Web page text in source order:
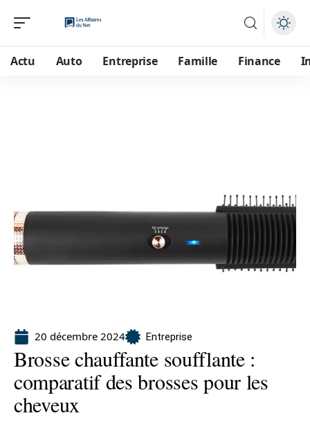
Actu Auto Entreprise Famille Finance
20 décembre 2024 Entreprise
Brosse chauffante soufflante :
comparatif des brosses pour les
cheveux